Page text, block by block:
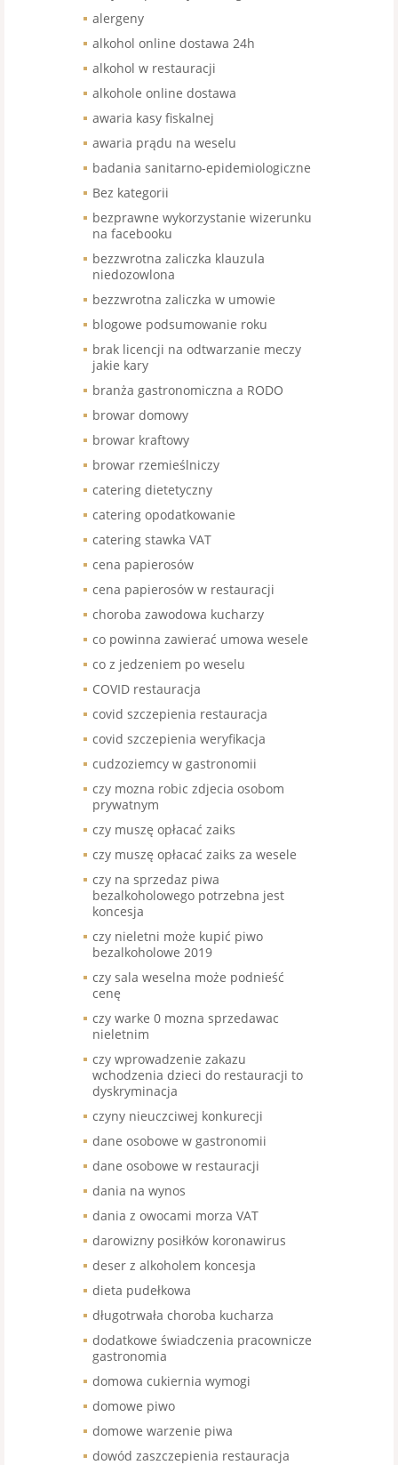
alergeny
alkohol online dostawa 24h
alkohol w restauracji
alkohole online dostawa
awaria kasy fiskalnej
awaria prądu na weselu
badania sanitarno-epidemiologiczne
Bez kategorii
bezprawne wykorzystanie wizerunku
na facebooku
bezzwrotna zaliczka klauzula
niedozowlona
bezzwrotna zaliczka w umowie
blogowe podsumowanie roku
brak licencji na odtwarzanie meczy
jakie kary
branża gastronomiczna a RODO
browar domowy
browar kraftowy
browar rzemieślniczy
catering dietetyczny
catering opodatkowanie
catering stawka VAT
cena papierosów
cena papierosów w restauracji
choroba zawodowa kucharzy
co powinna zawierać umowa wesele
co z jedzeniem po weselu
COVID restauracja
covid szczepienia restauracja
covid szczepienia weryfikacja
cudzoziemcy w gastronomii
czy mozna robic zdjecia osobom
prywatnym
czy muszę opłacać zaiks
czy muszę opłacać zaiks za wesele
czy na sprzedaz piwa
bezalkoholowego potrzebna jest
koncesja
czy nieletni może kupić piwo
bezalkoholowe 2019
czy sala weselna może podnieść
cenę
czy warke 0 mozna sprzedawac
nieletnim
czy wprowadzenie zakazu
wchodzenia dzieci do restauracji to
dyskryminacja
czyny nieuczciwej konkurecji
dane osobowe w gastronomii
dane osobowe w restauracji
dania na wynos
dania z owocami morza VAT
darowizny posiłków koronawirus
deser z alkoholem koncesja
dieta pudełkowa
długotrwała choroba kucharza
dodatkowe świadczenia pracownicze
gastronomia
domowa cukiernia wymogi
domowe piwo
domowe warzenie piwa
dowód zaszczepienia restauracja